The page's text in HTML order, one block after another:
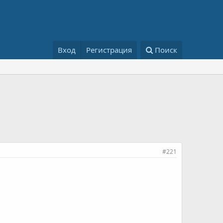
Вход Регистрация Поиск
#221